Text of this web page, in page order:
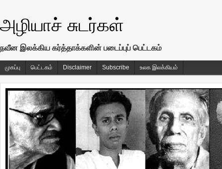
அழியாச் சுடர்கள்
நவீன இலக்கிய கர்த்தாக்களின் படைப்புப் பெட்டகம்
முகப்பு பெட்டகம் Disclaimer Subscribe உலக இலக்கியம்